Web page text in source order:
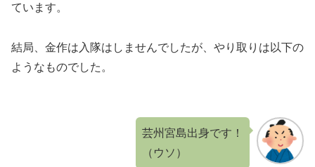
ています。
結局、金作は入隊はしませんでしたが、やり取りは以下の
ようなものでした。
芸州宮島出身です！
（ウソ）